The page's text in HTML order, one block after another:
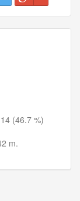
14 (46.7 %)
m.